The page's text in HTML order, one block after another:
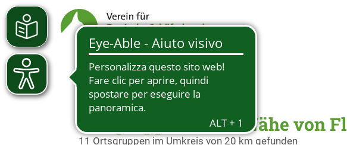
Ortsgruppen in der Nähe von
11 Ortsgruppen im Umkreis von 20 km gefunden